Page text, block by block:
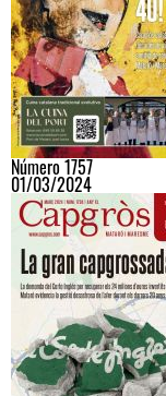
Número 1757
01/03/2024